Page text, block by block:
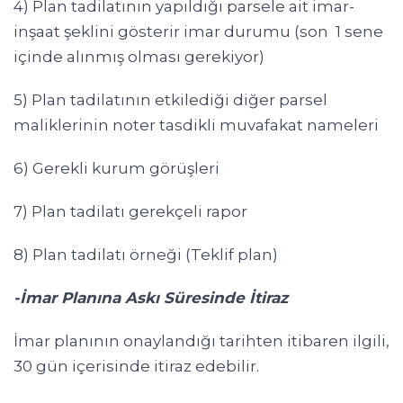
4) Plan tadilatının yapıldığı parsele ait imar-
inşaat şeklini gösterir imar durumu (son 1 sene
içinde alınmış olması gerekiyor)
5) Plan tadilatının etkilediği diğer parsel
maliklerinin noter tasdikli muvafakat nameleri
6) Gerekli kurum görüşleri
7) Plan tadilatı gerekçeli rapor
8) Plan tadilatı örneği (Teklif plan)
-İmar Planına Askı Süresinde İtiraz
İmar planının onaylandığı tarihten itibaren ilgili,
30 gün içerisinde itiraz edebilir.